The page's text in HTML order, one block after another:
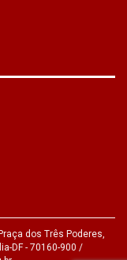
dos Três Poderes,
DF - 70160-900 /